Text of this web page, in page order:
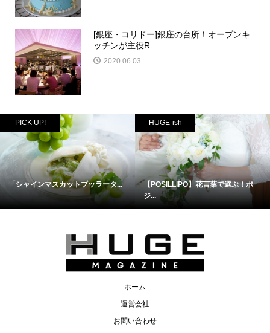
[銀座・コリドー]銀座の台所！オープンキ
ッチンが主役R...
2020.06.03
PICK UP!
「シャインマスカットブッラータ...
HUGE-ish
【POSILLIPO】花言葉で選ぶ！ポ
ジ...
ホーム
運営会社
お問い合わせ